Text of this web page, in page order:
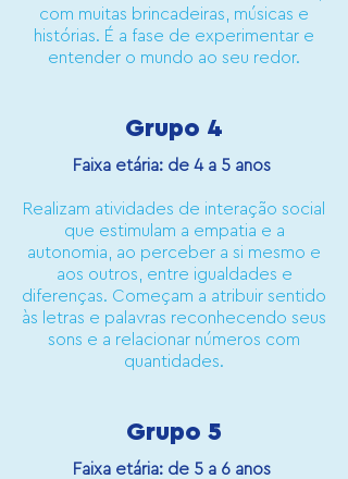
com muitas brincadeiras, músicas e
histórias. É a fase de experimentar e
entender o mundo ao seu redor.
Grupo 4
Faixa etária: de 4 a 5 anos
Realizam atividades de interação social
que estimulam a empatia e a
autonomia, ao perceber a si mesmo e
aos outros, entre igualdades e
diferenças. Começam a atribuir sentido
às letras e palavras reconhecendo seus
sons e a relacionar números com
quantidades.
Grupo 5
Faixa etária: de 5 a 6 anos